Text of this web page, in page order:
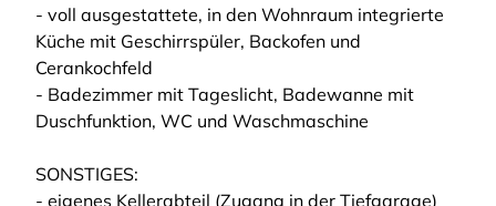
- voll ausgestattete, in den Wohnraum integrierte
Küche mit Geschirrspüler, Backofen und
Cerankochfeld
- Badezimmer mit Tageslicht, Badewanne mit
Duschfunktion, WC und Waschmaschine
SONSTIGES:
- eigenes Kellerabteil (Zugang in der Tiefgarage)